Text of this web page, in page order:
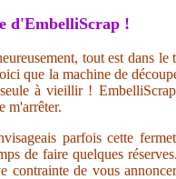
d'EmbelliScrap !
tout est dans
que la machine de
à vieillir !
m'arrêter.
parfois cette
de faire quelques
contrainte de vous